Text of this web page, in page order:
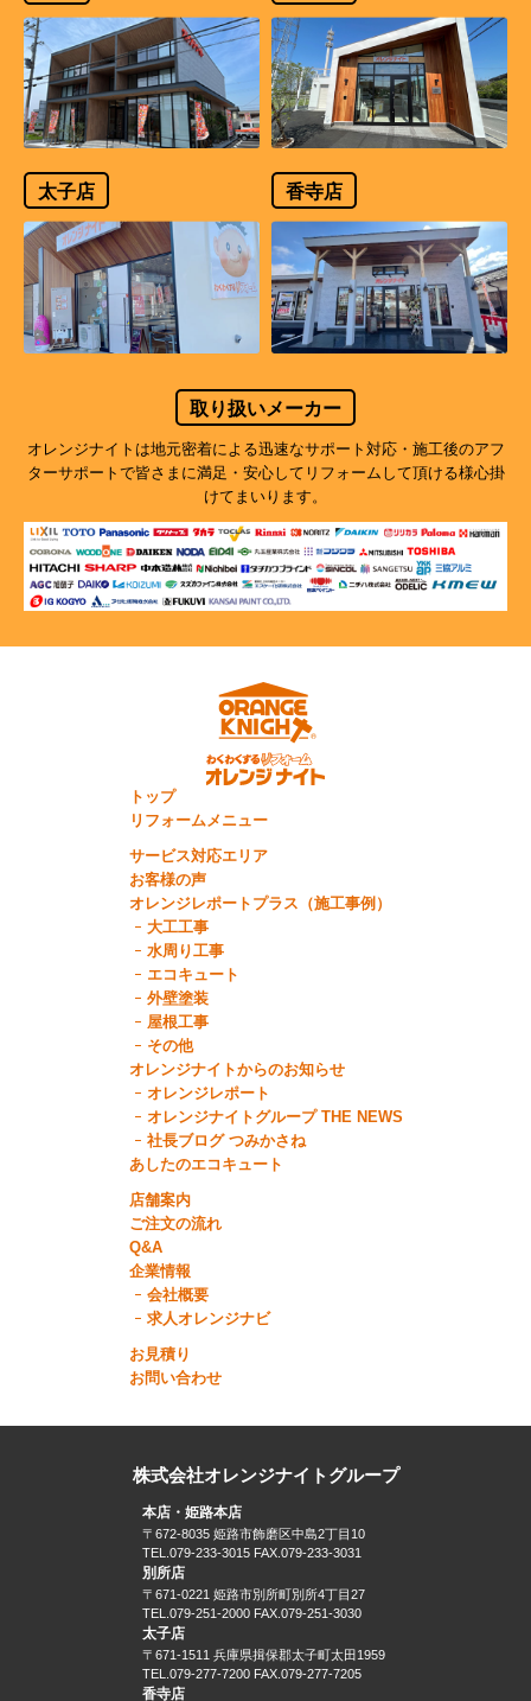
太子店 香寺店
取り扱いメーカー
オレンジナイトは地元密着による迅速なサポート対応・施工後のアフ
ターサポートで皆さまに満足・安心してリフォームして頂ける様心掛
けてまいります。
トップ
リフォームメニュー
サービス対応エリア
お客様の声
オレンジレポートプラス（施工事例）
大工工事
水周り工事
エコキュート
外壁塗装
屋根工事
その他
オレンジナイトからのお知らせ
オレンジレポート
オレンジナイトグループ THE NEWS
社長ブログ つみかさね
あしたのエコキュート
店舗案内
ご注文の流れ
Q&A
企業情報
会社概要
求人オレンジナビ
お見積り
お問い合わせ
株式会社オレンジナイトグループ
本店・姫路本店
〒672-8035 姫路市飾磨区中島2丁目10
TEL.079-233-3015 FAX.079-233-3031
別所店
〒671-0221 姫路市別所町別所4丁目27
TEL.079-251-2000 FAX.079-251-3030
太子店
〒671-1511 兵庫県揖保郡太子町太田1959
TEL.079-277-7200 FAX.079-277-7205
香寺店